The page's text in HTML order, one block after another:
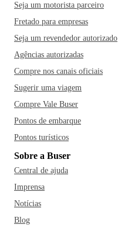
Seja um motorista parceiro
Fretado para empresas
Seja um revendedor autorizado
Agências autorizadas
Compre nos canais oficiais
Sugerir uma viagem
Compre Vale Buser
Pontos de embarque
Pontos turísticos
Sobre a Buser
Central de ajuda
Imprensa
Notícias
Blog